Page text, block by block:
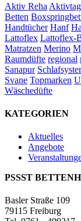
Aktiv Reha Aktivtag
Betten
Handtücher Hanf
Lattoflex Lattoflex-
Matratzen Merino
Raumdüfte regional
Sanapur
Svane Topmarken
Wäschedüfte
KATEGORIEN
Aktuelles
Angebote
PSSST
Basler Straße 109
79115 Freiburg